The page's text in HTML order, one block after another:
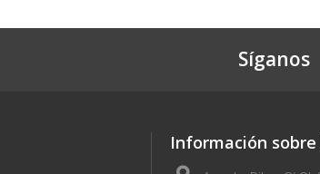
Síganos
Información